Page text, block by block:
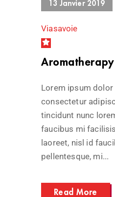
13 Janvier 2019
Viasavoie
Aromatherapy
Lorem ipsum dolor
consectetur
tincidunt nunc
faucibus mi
laoreet, nisl id
pellentesque, mi...
Read More